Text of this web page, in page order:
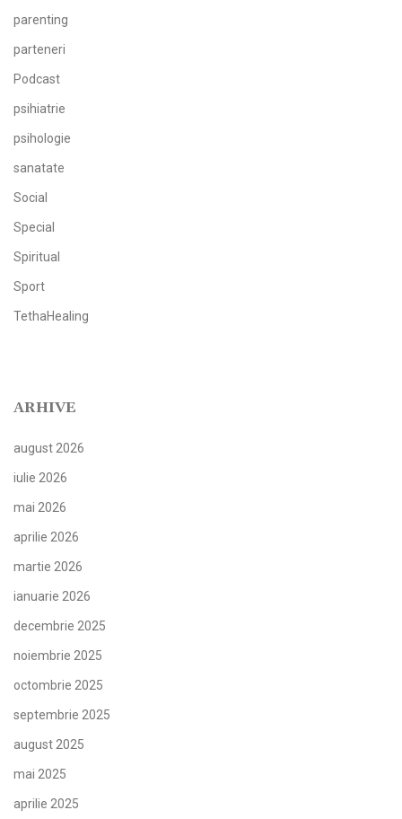
parenting
parteneri
Podcast
psihiatrie
psihologie
sanatate
Social
Special
Spiritual
Sport
TethaHealing
ARHIVE
august 2026
iulie 2026
mai 2026
aprilie 2026
martie 2026
ianuarie 2026
decembrie 2025
noiembrie 2025
octombrie 2025
septembrie 2025
august 2025
mai 2025
aprilie 2025